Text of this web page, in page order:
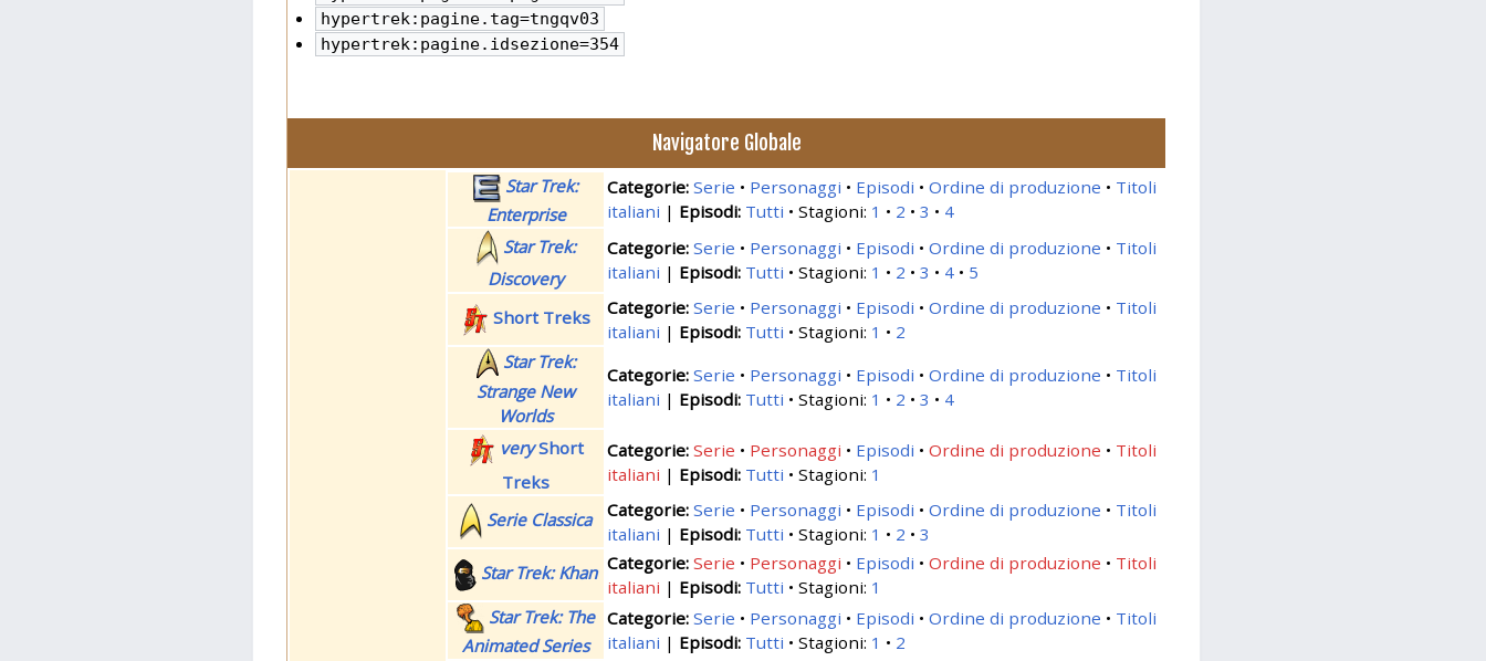
hypertrek:pagine.tag=tngqv03
hypertrek:pagine.idsezione=354
Navigatore Globale
Star Trek:
Enterprise
Serie Personaggi Episodi Ordine di produzione
Titoli
italiani | Tutti Stagioni: 1 2 3
4
Star Trek:
Discovery
Serie Personaggi Episodi Ordine di produzione
Titoli
italiani | Tutti Stagioni: 1 2 3 4 5
Short Treks Serie Personaggi Episodi Ordine di produzione
Titoli
italiani | Tutti Stagioni: 1
2
Star Trek:
Strange New
Worlds
Serie Personaggi Episodi Ordine di produzione
Titoli
italiani | Tutti Stagioni: 1 2 3 4
veryShort
Treks
Serie Personaggi Episodi Ordine di produzione
Titoli
italiani | Tutti Stagioni: 1
Serie Classica Serie Personaggi Episodi Ordine di produzione
Titoli
italiani | Tutti Stagioni: 1 2
3
Star Trek: Khan
Serie Personaggi Episodi Ordine di produzione
Titoli
italiani | Tutti Stagioni: 1
Star Trek: The
Animated Series
Serie Personaggi Episodi Ordine di produzione
Titoli
italiani | Tutti Stagioni: 1
2